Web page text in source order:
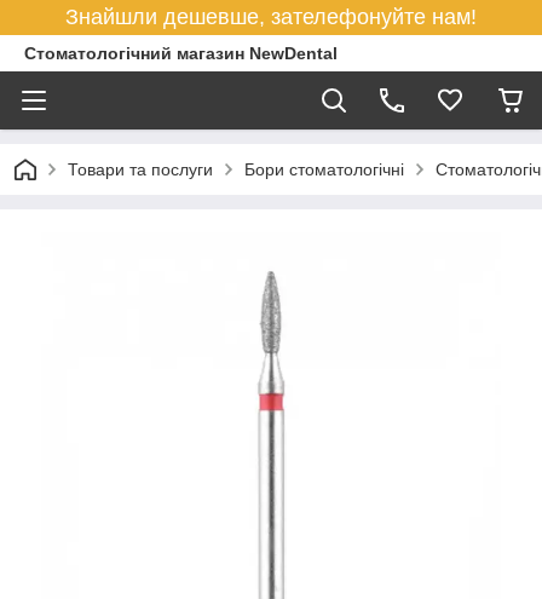
Знайшли дешевше, зателефонуйте нам!
Стоматологічний магазин NewDental
Товари та послуги Бори стоматологічні